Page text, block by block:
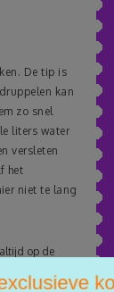
De tip is
kan
zo snel
liters water
versleten
het
niet te lang
op de